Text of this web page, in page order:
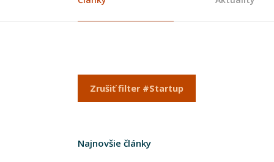
Zrušiť filter #Startup
Najnovšie články